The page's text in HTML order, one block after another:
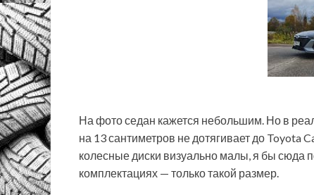
На фото седан кажется небольшим. Но в
на 13 сантиметров не дотягивает до
колесные диски визуально малы, я бы сюда
комплектациях — только такой размер.